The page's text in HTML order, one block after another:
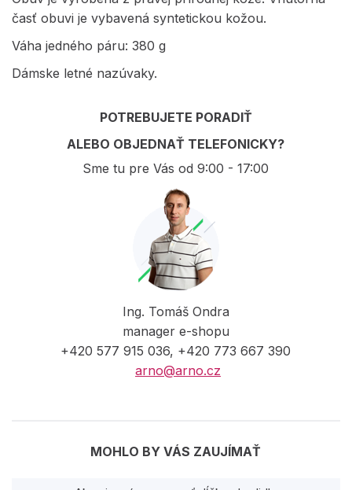
časť obuvi je vybavená syntetickou kožou.
Váha jedného páru: 380 g
Dámske letné nazúvaky.
POTREBUJETE PORADIŤ
ALEBO OBJEDNAŤ TELEFONICKY?
Sme tu pre Vás od 9:00 - 17:00
Ing. Tomáš Ondra
manager e-shopu
+420 577 915 036, +420 773 667 390
arno@arno.cz
MOHLO BY VÁS ZAUJÍMAŤ